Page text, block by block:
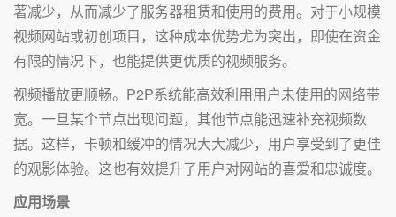
著减少，从而减少了服务器租赁和使用的费用。对于小规模
视频网站或初创项目，这种成本优势尤为突出，即使在资金
有限的情况下，也能提供更优质的视频服务。
视频播放更顺畅。P2P系统能高效利用用户未使用的网络带
宽。一旦某个节点出现问题，其他节点能迅速补充视频数
据。这样，卡顿和缓冲的情况大大减少，用户享受到了更佳
的观影体验。这也有效提升了用户对网站的喜爱和忠诚度。
应用场景